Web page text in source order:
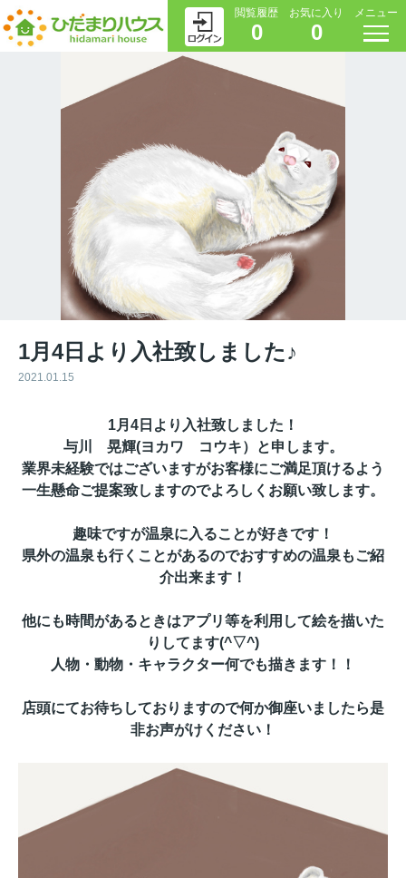
閲覧履歴
0
お気に入り
0
メニュー
1月4日より入社致しました♪
2021.01.15
1月4日より入社致しました！
与川 晃輝(ヨカワ コウキ）と申します。
業界未経験ではございますがお客様にご満足頂けるよう
一生懸命ご提案致しますのでよろしくお願い致します。
趣味ですが温泉に入ることが好きです！
県外の温泉も行くことがあるのでおすすめの温泉もご紹
介出来ます！
他にも時間があるときはアプリ等を利用して絵を描いた
りしてます(^▽^)
人物・動物・キャラクター何でも描きます！！
店頭にてお待ちしておりますので何か御座いましたら是
非お声がけください！